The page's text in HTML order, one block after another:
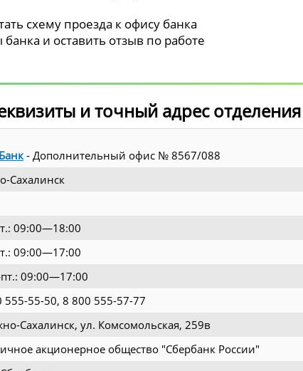
схему проезда к офису банка
и оставить отзыв по работе
и точный адрес отделения
- Дополнительный офис № 8567/088
Сахалинск
09:00—18:00
09:00—17:00
09:00—17:00
555-55-50, 8 800 555-57-77
Сахалинск, ул. Комсомольская, 259в
акционерное общество "Сбербанк России"